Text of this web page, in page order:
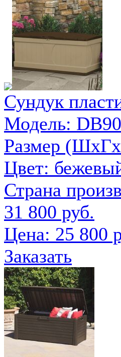
Сундук
Модель:
Размер
Цвет:
Страна
31 800 руб.
Цена: 25 800
Заказать